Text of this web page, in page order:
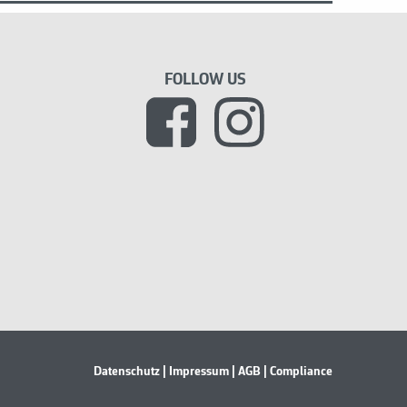
FOLLOW US
Datenschutz | Impressum | AGB | Compliance